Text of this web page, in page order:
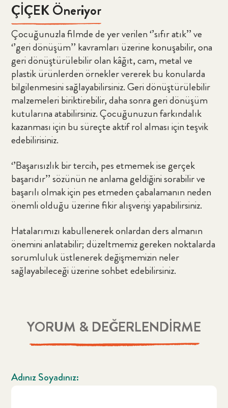
ÇİÇEK Öneriyor
Çocuğunuzla filmde de yer verilen ‘’sıfır atık’’ ve
‘’geri dönüşüm’’ kavramları üzerine konuşabilir, ona
geri dönüştürülebilir olan kâğıt, cam, metal ve
plastik ürünlerden örnekler vererek bu konularda
bilgilenmesini sağlayabilirsiniz. Geri dönüştürülebilir
malzemeleri biriktirebilir, daha sonra geri dönüşüm
kutularına atabilirsiniz. Çocuğunuzun farkındalık
kazanması için bu süreçte aktif rol alması için teşvik
edebilirisiniz.
‘’Başarısızlık bir tercih, pes etmemek ise gerçek
başarıdır’’ sözünün ne anlama geldiğini sorabilir ve
başarılı olmak için pes etmeden çabalamanın neden
önemli olduğu üzerine fikir alışverişi yapabilirsiniz.
Hatalarımızı kabullenerek onlardan ders almanın
önemini anlatabilir; düzeltmemiz gereken noktalarda
sorumluluk üstlenerek değişmemizin neler
sağlayabileceği üzerine sohbet edebilirsiniz.
YORUM & DEĞERLENDİRME
Adınız Soyadınız: